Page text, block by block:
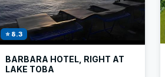
⭐ 8.3
BARBARA HOTEL, RIGHT AT
LAKE TOBA